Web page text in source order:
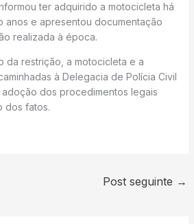
ter adquirido a motocicleta há
anos e apresentou documentação
realizada à época.
da restrição, a motocicleta e a
à Delegacia de Polícia Civil
dos procedimentos legais
dos fatos.
Post seguinte →